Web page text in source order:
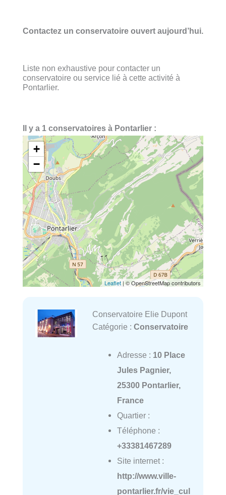
Contactez un conservatoire ouvert aujourd’hui.
Liste non exhaustive pour contacter un
conservatoire ou service lié à cette activité à
Pontarlier.
Il y a 1 conservatoires à Pontarlier :
+
−
Leaflet | © OpenStreetMap contributors
Conservatoire Elie Dupont
Catégorie : Conservatoire
Adresse : 10 Place
Jules Pagnier,
25300 Pontarlier,
France
Quartier :
Téléphone :
+33381467289
Site internet :
http://www.ville-
pontarlier.fr/vie_cul